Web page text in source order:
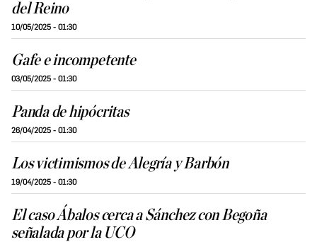
del Reino
10/05/2025 - 01:30
Gafe e incompetente
03/05/2025 - 01:30
Panda de hipócritas
26/04/2025 - 01:30
Los victimismos de Alegría y Barbón
19/04/2025 - 01:30
El caso Ábalos cerca a Sánchez con Begoña
señalada por la UCO